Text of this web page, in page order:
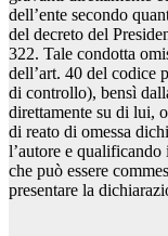
dell’ente secondo
del decreto del
322. Tale condotta
dell’art. 40 del codice
di controllo), bensì
direttamente su di lui,
di reato di omessa
l’autore e qualificando
che può essere
presentare la